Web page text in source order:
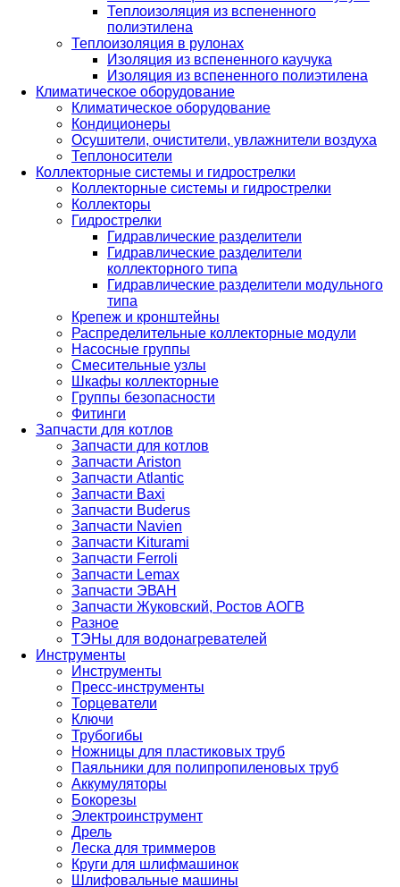
Теплоизоляция из вспененного
полиэтилена
Теплоизоляция в рулонах
Изоляция из вспененного каучука
Изоляция из вспененного полиэтилена
Климатическое оборудование
Климатическое оборудование
Кондиционеры
Осушители, очистители, увлажнители воздуха
Теплоносители
Коллекторные системы и гидрострелки
Коллекторные системы и гидрострелки
Коллекторы
Гидрострелки
Гидравлические разделители
Гидравлические разделители
коллекторного типа
Гидравлические разделители модульного
типа
Крепеж и кронштейны
Распределительные коллекторные модули
Насосные группы
Смесительные узлы
Шкафы коллекторные
Группы безопасности
Фитинги
Запчасти для котлов
Запчасти для котлов
Запчасти Ariston
Запчасти Atlantic
Запчасти Baxi
Запчасти Buderus
Запчасти Navien
Запчасти Kiturami
Запчасти Ferroli
Запчасти Lemax
Запчасти ЭВАН
Запчасти Жуковский, Ростов АОГВ
Разное
ТЭНы для водонагревателей
Инструменты
Инструменты
Пресс-инструменты
Торцеватели
Ключи
Трубогибы
Ножницы для пластиковых труб
Паяльники для полипропиленовых труб
Аккумуляторы
Бокорезы
Электроинструмент
Дрель
Леска для триммеров
Круги для шлифмашинок
Шлифовальные машины